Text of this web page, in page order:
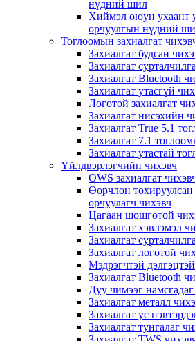
нүдний шил
Хиймэл оюун ухаант
орчуулгын нүдний
Тоглоомын захиалгат
Захиалгат будсан
Захиалгат
Захиалгат Bluetooth
Захиалгат утасгүй
Логотой захиалгат
Захиалгат нисэхийн
Захиалгат True 5.1
Захиалгат 7.1
Захиалгат утастай
Үйлдвэрлэгчийн чихэвч
OWS захиалгат
Өөрчлөн
орчуулагч чихэвч
Цагаан шошготой
Захиалгат хэвлэмэл
Захиалгат
Захиалгат логотой
Мэдрэгчтэй
Захиалгат Bluetooth
Дуу чимээг
Захиалгат металл
Захиалгат ус
Захиалгат тунгалаг